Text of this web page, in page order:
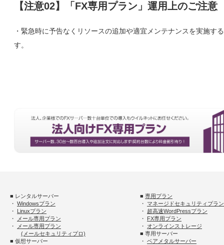
【注意02】「FX専用プラン」運用上のご注意
・緊急時に予告なくリソースの追加や適宜メンテナンスを実施す
す。
■ レンタルサーバー ■ 専用プラン
・ Windowsプラン ・ マネージドセキュリティプラン
・ Linuxプラン ・ 超高速WordPressプラン
・
メール専用プラン ・ FX専用プラン
・
メール専用プラン ・ オンラインストレージ
(メールセキュリティプロ)
■ 専用サーバー
■ 仮想サーバー
・ ベアメタルサーバー